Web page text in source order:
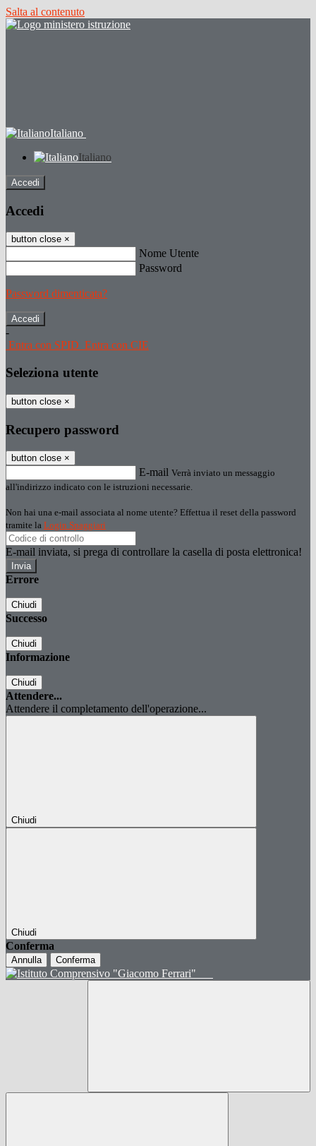
Salta al contenuto
Italiano
Italiano
Accedi
Accedi
button close ×
Nome Utente
Password
Password dimenticata?
-
Entra con SPID Entra con CIE
Seleziona utente
button close ×
Recupero password
button close ×
E-mail Verrà inviato un messaggio
all'indirizzo indicato con le istruzioni necessarie.
Non hai una e-mail associata al nome utente? Effettua il reset della password
tramite la Login Spaggiari
E-mail inviata, si prega di controllare la casella di posta elettronica!
Errore
Chiudi
Successo
Chiudi
Informazione
Chiudi
Attendere...
Attendere il completamento dell'operazione...
Chiudi
Chiudi
Conferma
Annulla Conferma